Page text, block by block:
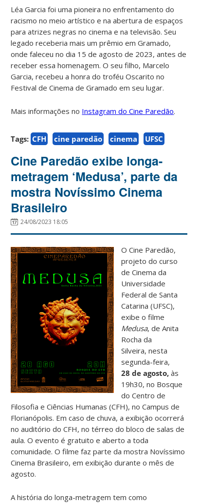
Léa Garcia foi uma pioneira no enfrentamento do
racismo no meio artístico e na abertura de espaços
para atrizes negras no cinema e na televisão. Seu
legado receberia mais um prêmio em Gramado,
onde faleceu no dia 15 de agosto de 2023, antes de
receber essa homenagem. O seu filho, Marcelo
Garcia, recebeu a honra do troféu Oscarito no
Festival de Cinema de Gramado em seu lugar.
Mais informações no Instagram do Cine Paredão.
Tags: CFH cine paredão cinema UFSC
Cine Paredão exibe longa-
metragem ‘Medusa’, parte da
mostra Novíssimo Cinema
Brasileiro
24/08/2023 18:05
O Cine Paredão,
projeto do curso
de Cinema da
Universidade
Federal de Santa
Catarina (UFSC),
exibe o filme
Medusa, de Anita
Rocha da
Silveira, nesta
segunda-feira,
28 de agosto, às
19h30, no Bosque
do Centro de
Filosofia e Ciências Humanas (CFH), no Campus de
Florianópolis. Em caso de chuva, a exibição ocorrerá
no auditório do CFH, no térreo do bloco de salas de
aula. O evento é gratuito e aberto a toda
comunidade. O filme faz parte da mostra Novíssimo
Cinema Brasileiro, em exibição durante o mês de
agosto.
A história do longa-metragem tem como